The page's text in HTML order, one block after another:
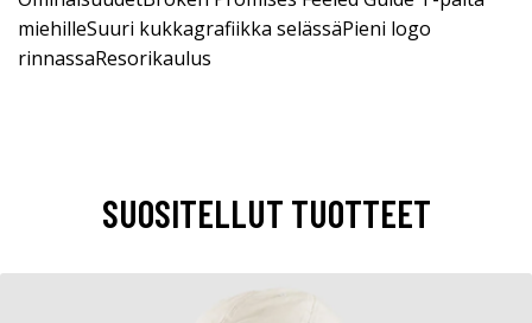
miehilleSuuri kukkagrafiikka selässäPieni logo
rinnassaResorikaulus
SUOSITELLUT TUOTTEET